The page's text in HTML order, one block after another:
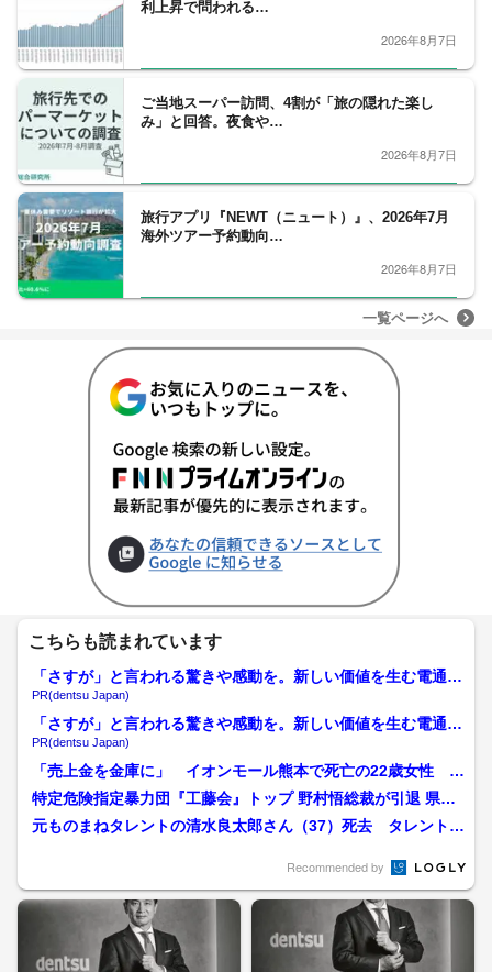
利上昇で問われる…
2026年8月7日
ご当地スーパー訪問、4割が「旅の隠れた楽し
み」と回答。夜食や…
2026年8月7日
旅行アプリ『NEWT（ニュート）』、2026年7月
海外ツアー予約動向…
2026年8月7日
一覧ページへ
こちらも読まれています
「さすが」と言われる驚きや感動を。新しい価値を生む電通の
挑戦
PR(dentsu Japan)
「さすが」と言われる驚きや感動を。新しい価値を生む電通の
挑戦
PR(dentsu Japan)
「売上金を金庫に」 イオンモール熊本で死亡の22歳女性 勤
務店運営会社の指示受け...
特定危険指定暴力団『工藤会』トップ 野村悟総裁が引退 県公
安委員会が公示 工藤会...
元ものまねタレントの清水良太郎さん（37）死去 タレント・
Recommended by